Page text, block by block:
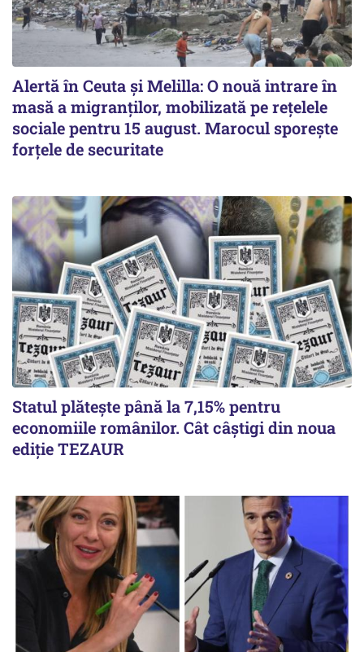
Alertă în Ceuta și Melilla: O nouă intrare în
masă a migranților, mobilizată pe rețelele
sociale pentru 15 august. Marocul sporește
forțele de securitate
Statul plătește până la 7,15% pentru
economiile românilor. Cât câștigi din noua
ediție TEZAUR